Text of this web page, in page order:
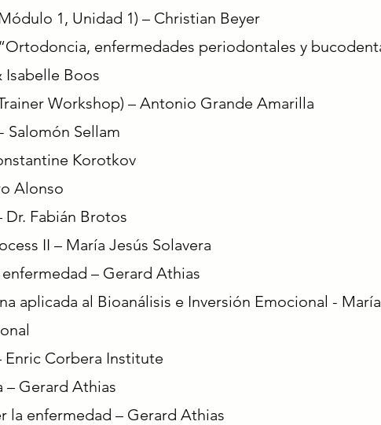
1, Unidad 1) – Christian Beyer
enfermedades periodontales y
Isabelle Boos
Workshop) – Antonio Grande Amarilla
Salomón Sellam
Korotkov
Alonso
Fabián Brotos
II – María Jesús Solavera
– Gerard Athias
aplicada al Bioanálisis e Inversión Emocional -
Enric Corbera Institute
– Gerard Athias
la enfermedad – Gerard Athias